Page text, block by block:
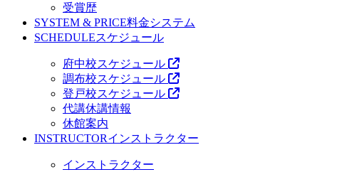
受賞歴
SYSTEM & PRICE料金システム
SCHEDULEスケジュール
府中校スケジュール
調布校スケジュール
登戸校スケジュール
代講休講情報
休館案内
INSTRUCTORインストラクター
インストラクター